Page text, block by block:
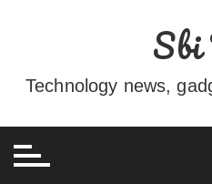
conteúdo
Sbi
Technology news,